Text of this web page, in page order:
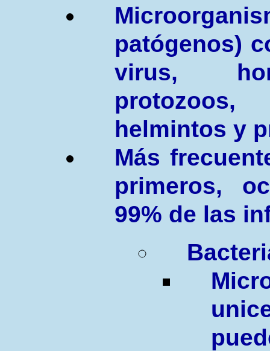
patógenos)
virus,
helmintos y
Más
primeros,
99% de las
M